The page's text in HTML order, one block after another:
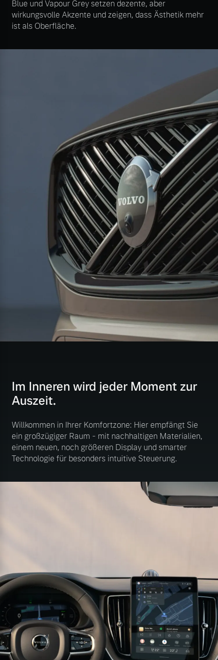
Blue und Vapour Grey setzen dezente, aber
wirkungsvolle Akzente und zeigen, dass Ästhetik mehr
ist als Oberfläche.
Im Inneren wird jeder Moment zur
Auszeit.
Willkommen in Ihrer Komfortzone: Hier empfängt Sie
ein großzügiger Raum - mit nachhaltigen Materialien,
einem neuen, noch größeren Display und smarter
Technologie für besonders intuitive Steuerung.